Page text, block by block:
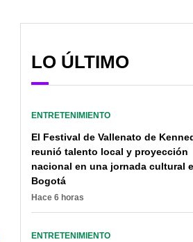
LO ÚLTIMO
ENTRETENIMIENTO
El Festival de Vallenato de
reunió talento local y proyección
nacional en una jornada cultural
Bogotá
Hace 6 horas
ENTRETENIMIENTO